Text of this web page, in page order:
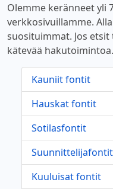
Olemme keränneet yli
verkkosivuillamme.
suosituimmat. Jos
kätevää hakutoimintoa.
Kauniit fontit
Hauskat fontit
Sotilasfontit
Suunnittelijafontit
Kuuluisat fontit